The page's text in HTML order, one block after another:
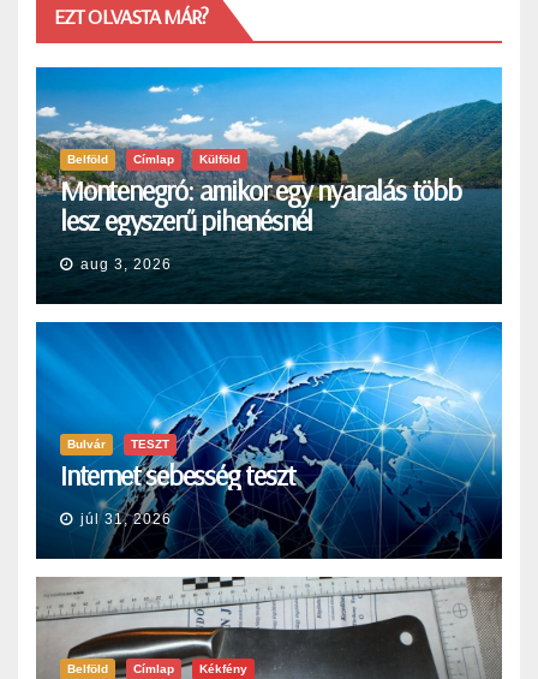
EZT OLVASTA MÁR?
Belföld Címlap Külföld
Montenegró: amikor egy nyaralás több
lesz egyszerű pihenésnél
aug 3, 2026
Bulvár TESZT
Internet sebesség teszt
júl 31, 2026
Belföld Címlap Kékfény